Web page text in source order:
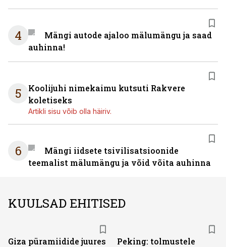
4
Mängi autode ajaloo mälumängu ja saad
auhinna!
5
Koolijuhi nimekaimu kutsuti Rakvere
koletiseks
Artikli sisu võib olla häiriv.
6
Mängi iidsete tsivilisatsioonide
teemalist mälumängu ja võid võita auhinna
KUULSAD EHITISED
Giza püramiidide juures
Peking: tolmustele